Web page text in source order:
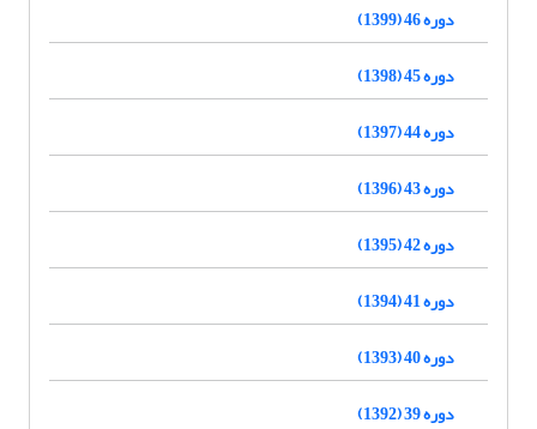
دوره 46 (1399)
دوره 45 (1398)
دوره 44 (1397)
دوره 43 (1396)
دوره 42 (1395)
دوره 41 (1394)
دوره 40 (1393)
دوره 39 (1392)